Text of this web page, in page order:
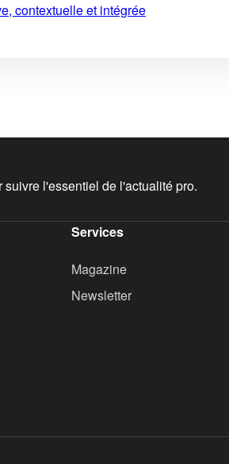
contextuelle et intégrée
l'essentiel de l'actualité pro.
Services
Magazine
Newsletter